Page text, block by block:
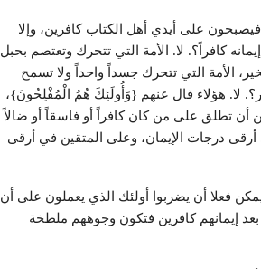
فيصبحون على أيدي أهل الكتاب كافرين، وإلا
كافراً؟. لا. الأمة التي تتحرك وتعتصم بحبل
الأمة التي تتحرك جسداً واحداً ولا تسمح
لا. هؤلاء قال عنهم {وَأُولَئِكَ هُمُ الْمُفْلِحُونَ}،
أن تطلق على من كان كافراً أو فاسقاً أو ضالاً
درجات الإيمان، وعلى المتقين في أرقى
فعلا أن يضربوا أولئك الذي يعملون على أن
بعد إيمانهم كافرين فتكون وجوههم ملطخة